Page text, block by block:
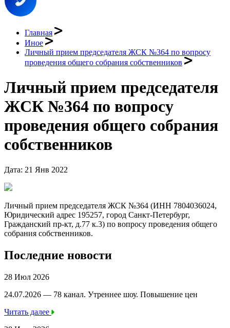
Главная
Иное
Личный прием председателя ЖСК №364 по вопросу
проведения общего собрания собственников
Личный прием председателя
ЖСК №364 по вопросу
проведения общего собрания
собственников
Дата: 21 Янв 2022
Личный прием председателя ЖСК №364 (ИНН 7804036024,
Юридический адрес 195257, город Санкт-Петербург,
Гражданский пр-кт, д.77 к.3) по вопросу проведения общего
собрания собственников.
Последние новости
28 Июл 2026
24.07.2026 — 78 канал. Утреннее шоу. Повышение цен
Читать далее